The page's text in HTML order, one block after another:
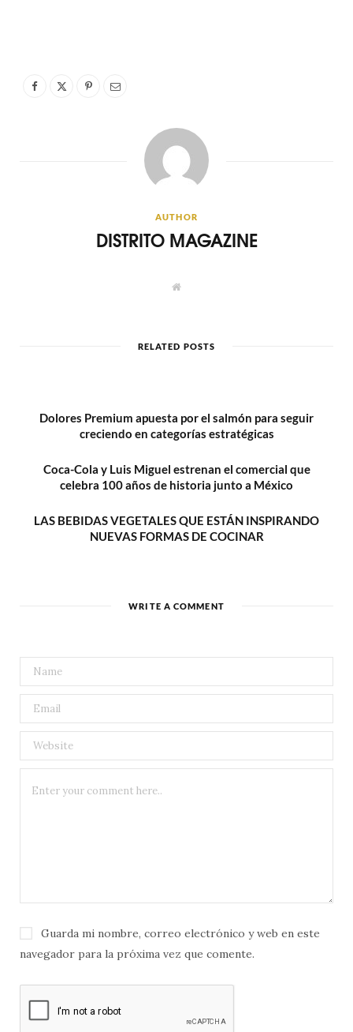
AUTHOR
DISTRITO MAGAZINE
W
RELATED POSTS
Dolores Premium apuesta por el salmón para seguir
creciendo en categorías estratégicas
Coca-Cola y Luis Miguel estrenan el comercial que
celebra 100 años de historia junto a México
LAS BEBIDAS VEGETALES QUE ESTÁN INSPIRANDO
NUEVAS FORMAS DE COCINAR
WRITE A COMMENT
Guarda mi nombre, correo electrónico y web en este
navegador para la próxima vez que comente.